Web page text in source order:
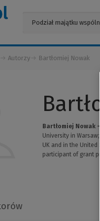
Autorzy Bartłomiej Nowak
Bartłomiej Nowak -
University in
UK and in the United
participant of grant